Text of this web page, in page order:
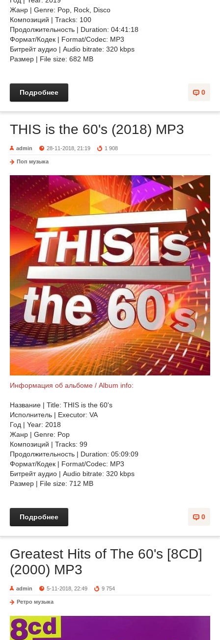
Жанр | Genre: Pop, Rock, Disco
Композиций | Tracks: 100
Продолжительность | Duration: 04:41:18
Формат/Кодек | Format/Codec: MP3
Битрейт аудио | Audio bitrate: 320 kbps
Размер | File size: 682 MB
0
Подробнее
THIS is the 60's (2018) MP3
admin 28-11-2018, 21:19 1 908
Поп музыка
Информация об альбоме / Album info:
Название | Title: THIS is the 60's
Исполнитель | Executor: VA
Год | Year: 2018
Жанр | Genre: Pop
Композиций | Tracks: 99
Продолжительность | Duration: 05:09:09
Формат/Кодек | Format/Codec: MP3
Битрейт аудио | Audio bitrate: 320 kbps
Размер | File size: 712 MB
0
Подробнее
Greatest Hits of The 60's [8CD]
(2000) MP3
admin 5-11-2018, 22:49 9 754
Ретро музыка